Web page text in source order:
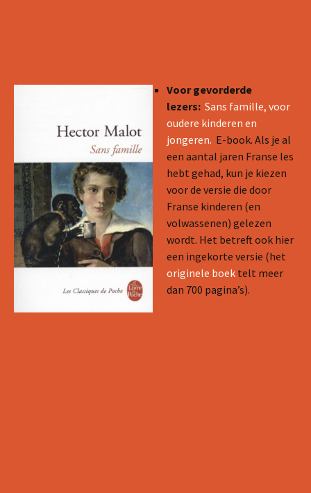
Voor gevorderde
lezers: Sans famille, voor
oudere kinderen en
jongeren. E-book. Als je al
een aantal jaren Franse les
hebt gehad, kun je kiezen
voor de versie die door
Franse kinderen (en
volwassenen) gelezen
wordt. Het betreft ook hier
een ingekorte versie (het
originele boek telt meer
dan 700 pagina’s).